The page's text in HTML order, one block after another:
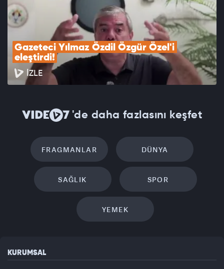
Gazeteci Yılmaz Özdil Özgür Özel'i
eleştirdi!
İZLE
'de daha fazlasını keşfet
FRAGMANLAR DÜNYA
SAĞLIK SPOR
YEMEK
KURUMSAL